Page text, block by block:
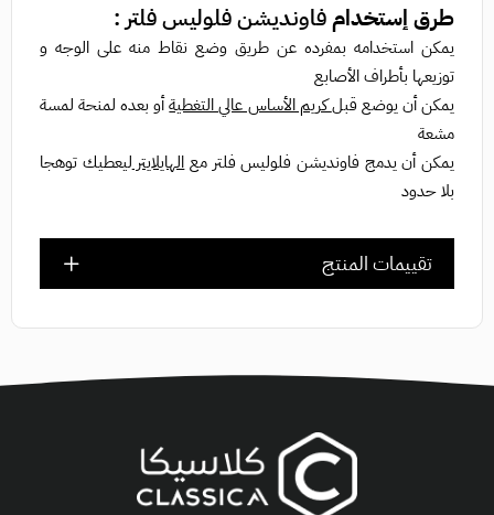
طرق إستخدامفاونديشن فلوليس فلتر :
يمكن استخدامه بمفرده عن طريق وضع نقاط منه على الوجه و
توزيعها بأطراف الأصابع
يمكن أن يوضع قبلكريم الأساس عالي التغطيةأو بعده لمنحة لمسة
مشعة
يمكن أن يدمج فاونديشن فلوليس فلتر مع الهايلايتر ليعطيك توهجا
بلا حدود
تقييمات المنتج